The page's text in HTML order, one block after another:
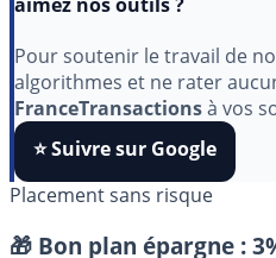
aimez nos outils ?
Pour soutenir le travail de
algorithmes et ne rater
FranceTransactionsà vos
⭐️ Suivre sur Google
Placement sans risque